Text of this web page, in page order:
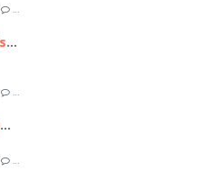
…
Astuces pour bien choisir ses câbles USB et HDMI pour une connectivité optimale
…
Acheter un iPhone 12 en 2026 : est ce toujours une bonne affaire ?
…